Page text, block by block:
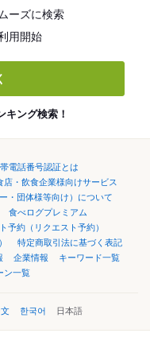
ーズに検索
用開始
キング検索！
電話番号認証とは
店・飲食企業様向けサービス
・団体様等向け）について
食べログプレミアム
予約（リクエスト予約）
特定商取引法に基づく表記
企業情報
キーワード一覧
ン一覧
한국어 日本語